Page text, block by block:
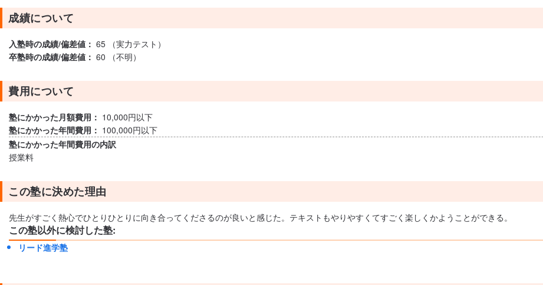
成績について
入塾時の成績/偏差値： 65 （実力テスト）
卒塾時の成績/偏差値： 60 （不明）
費用について
塾にかかった月額費用： 10,000円以下
塾にかかった年間費用： 100,000円以下
塾にかかった年間費用の内訳
授業料
この塾に決めた理由
先生がすごく熱心でひとりひとりに向き合ってくださるのが良いと感じた。テキストもやりやすくてすごく楽しくかようことができる。
この塾以外に検討した塾:
リード進学塾